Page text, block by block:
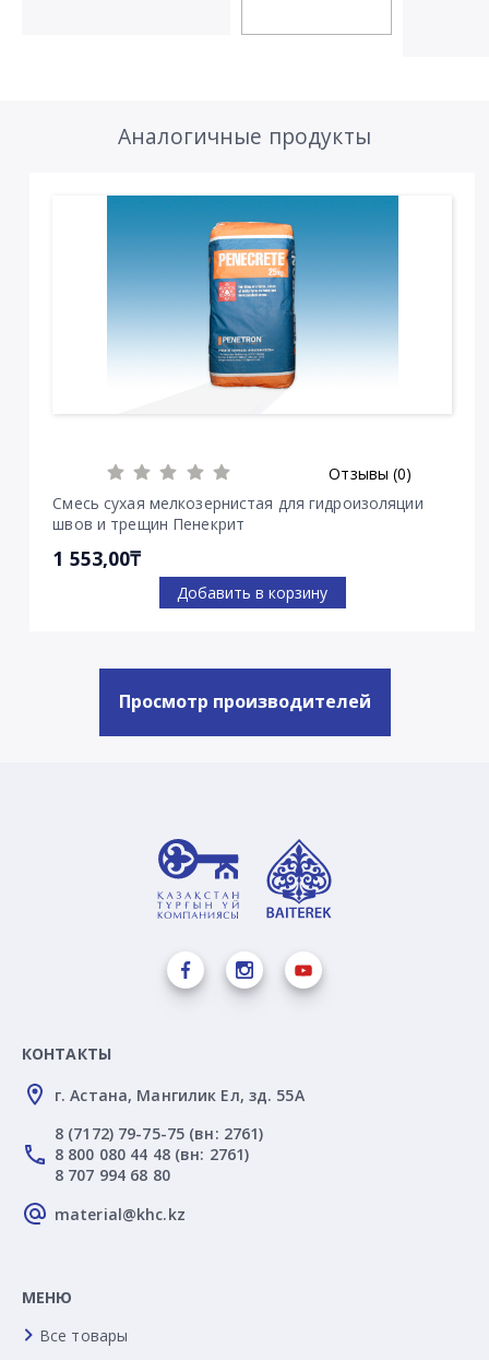
Аналогичные продукты
Отзывы (0)
Смесь сухая мелкозернистая для гидроизоляции
швов и трещин Пенекрит
1 553,00₸
Добавить в корзину
Просмотр производителей
КОНТАКТЫ
г. Астана, Мангилик Ел, зд. 55А
8 (7172) 79-75-75 (вн: 2761)
8 800 080 44 48 (вн: 2761)
8 707 994 68 80
material@khc.kz
МЕНЮ
Все товары